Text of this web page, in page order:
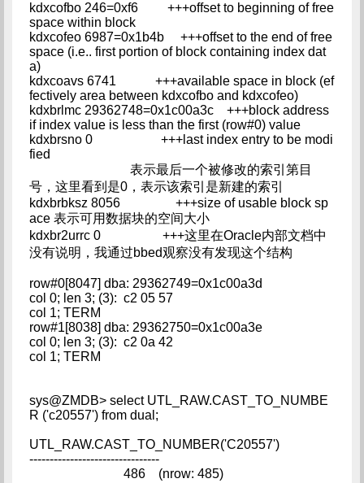
kdxcofbo 246=0xf6 +++offset to beginning of free
space within block
kdxcofeo 6987=0x1b4b +++offset to the end of free
space (i.e.. first portion of block containing index dat
a)
kdxcoavs 6741 +++available space in block (ef
fectively area between kdxcofbo and kdxcofeo)
kdxbrlmc 29362748=0x1c00a3c +++block address
if index value is less than the first (row#0) value
kdxbrsno 0 +++last index entry to be modi
fied
表示最后一个被修改的索引第目
号，这里看到是0，表示该索引是新建的索引
kdxbrbksz 8056 +++size of usable block sp
ace 表示可用数据块的空间大小
kdxbr2urrc 0 +++这里在Oracle内部文档中
没有说明，我通过bbed观察没有发现这个结构
row#0[8047] dba: 29362749=0x1c00a3d
col 0; len 3; (3): c2 05 57
col 1; TERM
row#1[8038] dba: 29362750=0x1c00a3e
col 0; len 3; (3): c2 0a 42
col 1; TERM
sys@ZMDB> select UTL_RAW.CAST_TO_NUMBE
R ('c20557') from dual;
UTL_RAW.CAST_TO_NUMBER('C20557')
--------------------------------
486 (nrow: 485)